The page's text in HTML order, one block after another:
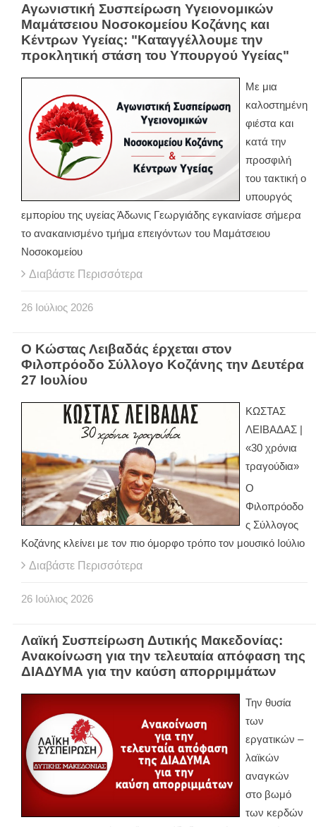
Αγωνιστική Συσπείρωση Υγειονομικών
Μαμάτσειου Νοσοκομείου Κοζάνης και
Κέντρων Υγείας: "Καταγγέλλουμε την
προκλητική στάση του Υπουργού Υγείας"
Με μια
καλοστημένη
φιέστα και
κατά την
προσφιλή
του τακτική ο
υπουργός
εμπορίου της υγείας Άδωνις Γεωργιάδης εγκαινίασε σήμερα
το ανακαινισμένο τμήμα επειγόντων του Μαμάτσειου
Νοσοκομείου
Διαβάστε Περισσότερα
26 Ιούλιος 2026
Ο Κώστας Λειβαδάς έρχεται στον
Φιλοπρόοδο Σύλλογο Κοζάνης την Δευτέρα
27 Ιουλίου
ΚΩΣΤΑΣ
ΛΕΙΒΑΔΑΣ |
«30 χρόνια
τραγούδια»
Ο
Φιλοπρόοδο
ς Σύλλογος
Κοζάνης κλείνει με τον πιο όμορφο τρόπο τον μουσικό Ιούλιο
Διαβάστε Περισσότερα
26 Ιούλιος 2026
Λαϊκή Συσπείρωση Δυτικής Μακεδονίας:
Ανακοίνωση για την τελευταία απόφαση της
ΔΙΑΔΥΜΑ για την καύση απορριμμάτων
Την θυσία
των
εργατικών –
λαϊκών
αναγκών
στο βωμό
των κερδών